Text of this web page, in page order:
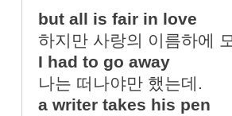
but all is fair in love
하지만 사랑의 이름하에
I had to go away
나는 떠나야만 했는데.
a writer takes his pen